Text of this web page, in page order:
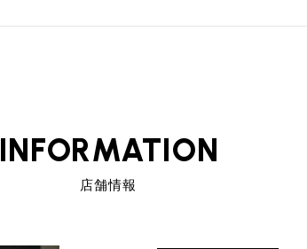
INFORMATION
店舗情報